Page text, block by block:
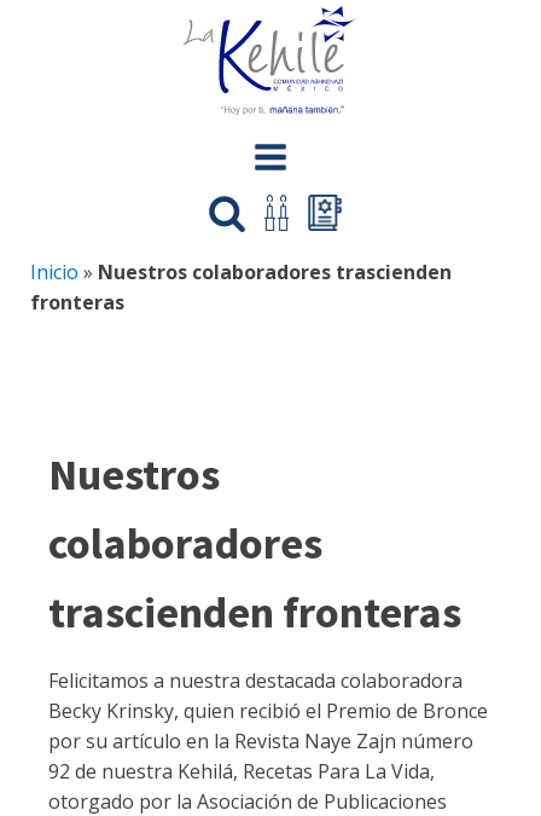
Inicio » Nuestros colaboradores trascienden
fronteras
Nuestros
colaboradores
trascienden fronteras
Felicitamos a nuestra destacada colaboradora
Becky Krinsky, quien recibió el Premio de Bronce
por su artículo en la Revista Naye Zajn número
92 de nuestra Kehilá, Recetas Para La Vida,
otorgado por la Asociación de Publicaciones